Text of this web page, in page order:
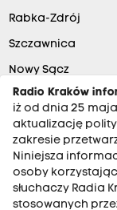
Rabka-Zdrój
Szczawnica
Nowy Sącz
Radio Kraków
iż od dnia 25
aktualizację
zakresie
Niniejsza
osoby
słuchaczy Radia
stosowanych